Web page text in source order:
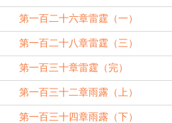
第一百二十六章雷霆（一）
第一百二十八章雷霆（三）
第一百三十章雷霆（完）
第一百三十二章雨露（上）
第一百三十四章雨露（下）